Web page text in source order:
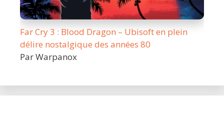
Far Cry 3 : Blood Dragon – Ubisoft en plein
délire nostalgique des années 80
Par Warpanox